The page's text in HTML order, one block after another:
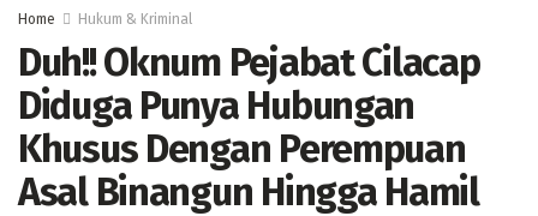
Home Hukum & Kriminal
Duh!! Oknum Pejabat Cilacap
Diduga Punya Hubungan
Khusus Dengan Perempuan
Asal Binangun Hingga Hamil